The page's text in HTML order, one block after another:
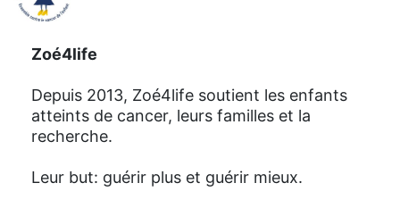
Zoé4life
Depuis 2013, Zoé4life soutient les enfants
atteints de cancer, leurs familles et la
recherche.
Leur but: guérir plus et guérir mieux.